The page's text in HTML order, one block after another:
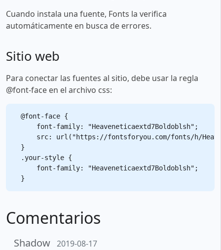
Cuando instala una fuente, Fonts la verifica
automáticamente en busca de errores.
Sitio web
Para conectar las fuentes al sitio, debe usar la regla
@font-face en el archivo css:
@font-face {
    font-family: "Heaveneticaextd7Boldoblsh";
src: url("https://fontsforyou.com/fonts/h/
}
.your-style {
    font-family: "Heaveneticaextd7Boldoblsh";
Comentarios
Shadow 2019-08-17